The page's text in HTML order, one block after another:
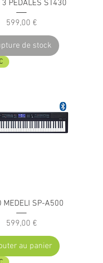
3 PEDALES ST430
Prix
599,00 €
de stock
MEDELI SP-A500
Prix
599,00 €
au panier